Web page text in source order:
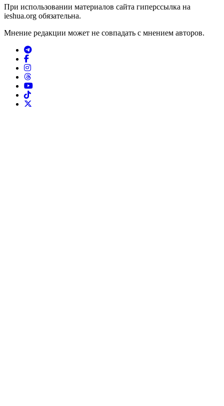
При использовании материалов сайта гиперссылка на
ieshua.org обязательна.
Мнение редакции может не совпадать с мнением авторов.